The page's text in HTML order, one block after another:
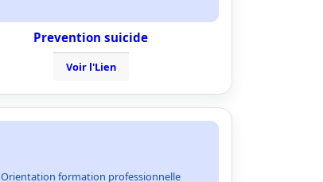
Prevention suicide
Voir l'Lien
Orientation formation professionnelle